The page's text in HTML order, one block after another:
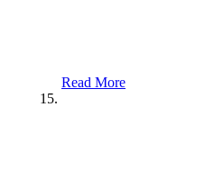
Read More